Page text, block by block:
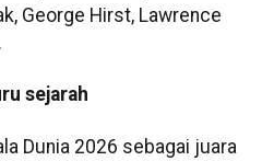
George Hirst, Lawrence
sejarah
Dunia 2026 sebagai juara